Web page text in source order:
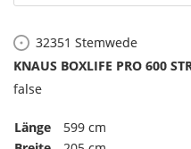
32351 Stemwede
KNAUS BOXLIFE PRO 600
false
Länge
599 cm